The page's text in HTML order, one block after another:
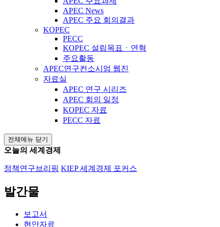
APEC News
APEC 주요 회의결과
KOPEC
PECC
KOPEC 설립목표ㆍ연혁
주요활동
APEC연구컨소시엄 웹진
자료실
APEC 연구 시리즈
APEC 회의 일정
KOPEC 자료
PECC 자료
전체메뉴 닫기
오늘의 세계경제
정책연구브리핑 KIEP 세계경제 포커스
발간물
보고서
현안자료